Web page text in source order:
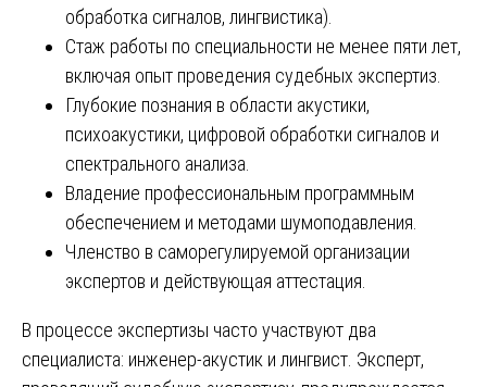
обработка сигналов, лингвистика).
Стаж работы по специальности не менее пяти лет,
включая опыт проведения судебных экспертиз.
Глубокие познания в области акустики,
психоакустики, цифровой обработки сигналов и
спектрального анализа.
Владение профессиональным программным
обеспечением и методами шумоподавления.
Членство в саморегулируемой организации
экспертов и действующая аттестация.
В процессе экспертизы часто участвуют два
специалиста: инженер-акустик и лингвист. Эксперт,